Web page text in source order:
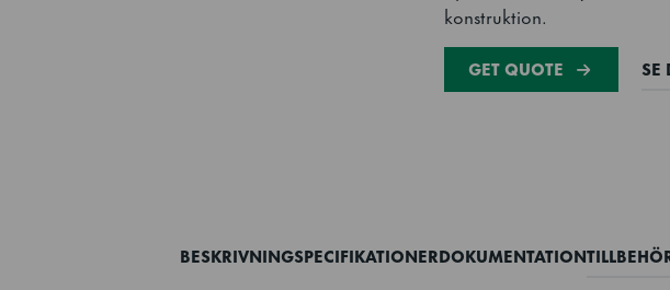
konstruktion.
GET QUOTE SE
BESKRIVNINGSPECIFIKATIONERDOKUMENTATION